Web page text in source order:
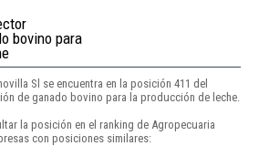
bovino para
Sl se encuentra en la posición 411 del
de ganado bovino para la producción de leche.
la posición en el ranking de Agropecuaria
con posiciones similares: